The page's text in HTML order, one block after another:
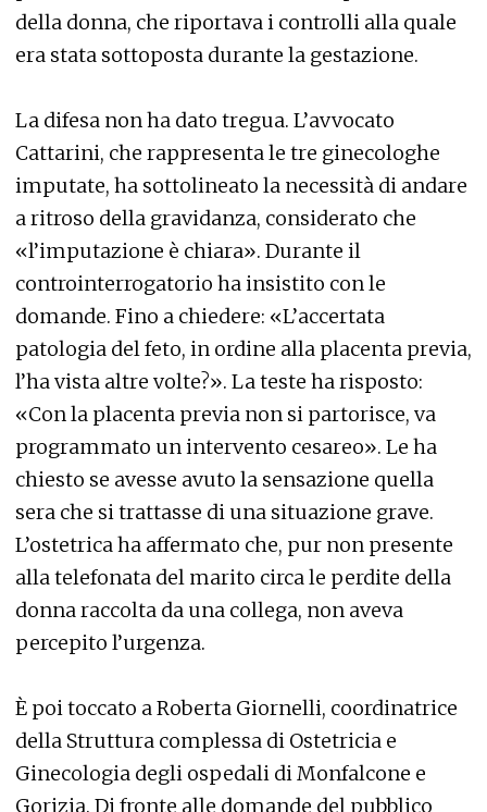
della donna, che riportava i controlli alla quale
era stata sottoposta durante la gestazione.
La difesa non ha dato tregua. L’avvocato
Cattarini, che rappresenta le tre ginecologhe
imputate, ha sottolineato la necessità di andare
a ritroso della gravidanza, considerato che
«l’imputazione è chiara». Durante il
controinterrogatorio ha insistito con le
domande. Fino a chiedere: «L’accertata
patologia del feto, in ordine alla placenta previa,
l’ha vista altre volte?». La teste ha risposto:
«Con la placenta previa non si partorisce, va
programmato un intervento cesareo». Le ha
chiesto se avesse avuto la sensazione quella
sera che si trattasse di una situazione grave.
L’ostetrica ha affermato che, pur non presente
alla telefonata del marito circa le perdite della
donna raccolta da una collega, non aveva
percepito l’urgenza.
È poi toccato a Roberta Giornelli, coordinatrice
della Struttura complessa di Ostetricia e
Ginecologia degli ospedali di Monfalcone e
Gorizia. Di fronte alle domande del pubblico